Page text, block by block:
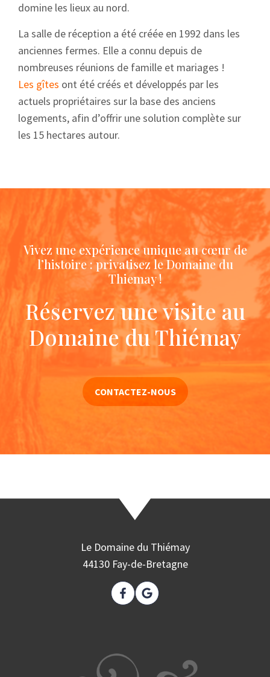
domine les lieux au nord.
La salle de réception a été créée en 1992 dans les
anciennes fermes. Elle a connu depuis de
nombreuses réunions de famille et mariages !
Les gîtes ont été créés et développés par les
actuels propriétaires sur la base des anciens
logements, afin d’offrir une solution complète sur
les 15 hectares autour.
Vivez une expérience unique au cœur de
l’histoire : privatisez le Domaine du
Thiemay !
Réservez une visite au
Domaine du Thiémay
CONTACTEZ-NOUS
Le Domaine du Thiémay
44130 Fay-de-Bretagne